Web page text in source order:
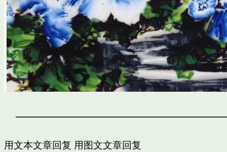
用文本文章回复 用图文文章回复